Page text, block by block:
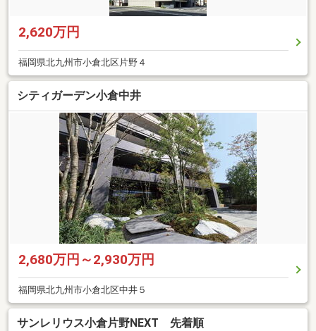
2,620万円
福岡県北九州市小倉北区片野４
シティガーデン小倉中井
2,680万円～2,930万円
福岡県北九州市小倉北区中井５
サンレリウス小倉片野NEXT 先着順